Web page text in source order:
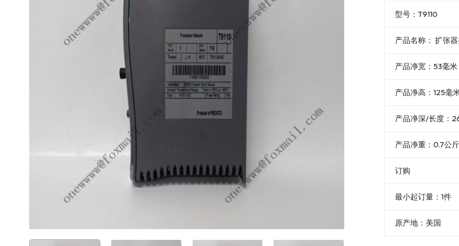
型号：T9110
产品名称： 扩张
产品净宽：53毫米
产品净高：125毫
产品净深/长度：
产品净重：0.7公斤
订购
最小起订量：1件
原产地：美国